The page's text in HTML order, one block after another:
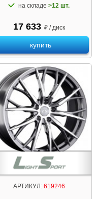
на складе >12 шт.
17 633 ₽ / диск
купить
АРТИКУЛ:619246